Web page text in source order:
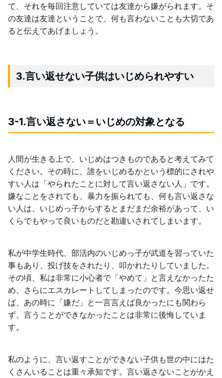
て、それを毎回注意していては友達から嫌がられます。そ
の友達は友達ということで、何も言わないことも大切であ
ると伝えてあげましょう。
3.言い返せない子供はいじめられやすい
3-1.言い返さない＝いじめの対象となる
人間が生きる上で、いじめはつきものであると考えてみて
ください。その時に、誰をいじめるかという標的にされや
すい人は「やられたことに対して言い返さない人」です。
嫌なことをされても、暴力を振られても、何も言い返さな
い人は、いじめっ子からするとまだまだ余裕があって、い
くらでもやって良いものだと勘違いされてしまいます。
私が中学生時代、部活内のいじめっ子が武道を習っていた
事もあり、投げ技をされたり、叩かれたりしていました。
その頃、私は非常に小心者で「やめて」と言えなかったた
め、さらにエスカレートしてしまったのです。今思い返せ
ば、あの時に「嫌だ」と一言言えば良かったにも関わら
ず、言うことができなかったことは非常に後悔していま
す。
私のように、言い返すことができない子供も世の中にはた
くさんいることは重々承知です。言い返さないことがかえ